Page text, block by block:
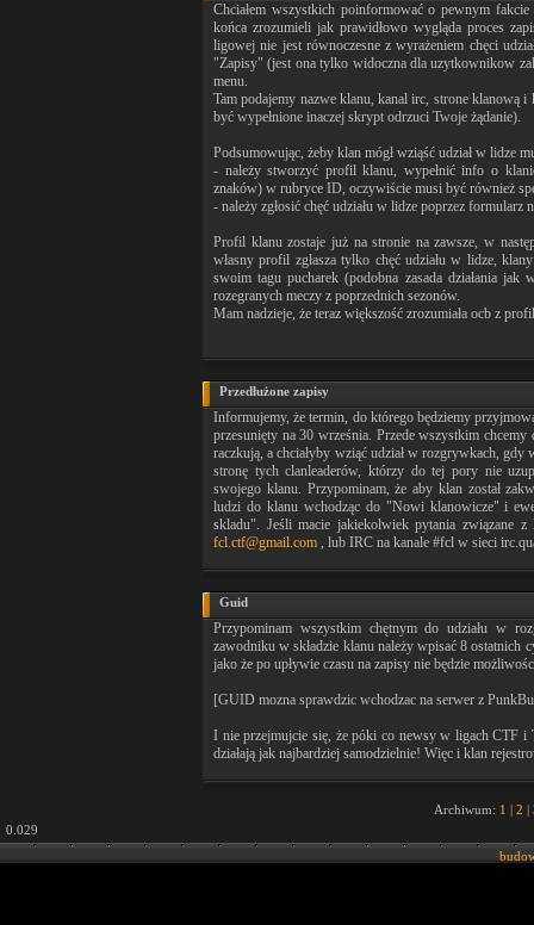
Chciałem wszystkich poinformować o pewnym
końca zrozumieli jak prawidłowo wygląda proces
ligowej nie jest równoczesne z wyrażeniem chęci
"Zapisy" (jest ona tylko widoczna dla uzytkownikow
menu.
Tam podajemy nazwe klanu, kanal irc, strone
być wypełnione inaczej skrypt odrzuci Twoje żądanie).
Podsumowując, żeby klan mógł wziąść udział w lidze
- należy stworzyć profil klanu, wypełnić info o
znaków) w rubryce ID, oczywiście musi być również
- należy zgłosić chęć udziału w lidze poprzez formularz
Profil klanu zostaje już na stronie na zawsze, w
własny profil zgłasza tylko chęć udziału w lidze,
swoim tagu pucharek (podobna zasada działania
rozegranych meczy z poprzednich sezonów.
Mam nadzieje, że teraz większość zrozumiała ocb z
Przedłużone zapisy
Informujemy, że termin, do którego będziemy
przesunięty na 30 września. Przede wszystkim
raczkują, a chciałyby wziąć udział w rozgrywkach, gdy
stronę tych clanleaderów, którzy do tej pory nie
swojego klanu. Przypominam, że aby klan został
ludzi do klanu wchodząc do "Nowi klanowicze" i
skladu". Jeśli macie jakiekolwiek pytania związane
fcl.ctf@gmail.com , lub IRC na kanale #fcl w sieci
Guid
Przypominam wszystkim chętnym do udziału w
zawodniku w składzie klanu należy wpisać 8
jako że po upływie czasu na zapisy nie będzie
[GUID mozna sprawdzic wchodzac na serwer z
I nie przejmujcie się, że póki co newsy w ligach CTF
działają jak najbardziej samodzielnie! Więc i klan
Archiwum: 1 | 2 |
0.029